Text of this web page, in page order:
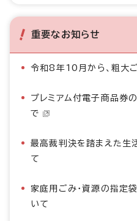
重要なお知らせ
令和8年10月から、粗大
プレミアム付電子商品券
で
最高裁判決を踏まえた生
て
家庭用ごみ・資源の指定
いて